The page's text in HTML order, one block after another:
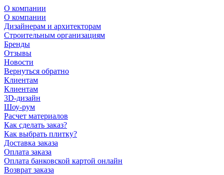
О компании
О компании
Дизайнерам и архитекторам
Строительным организациям
Бренды
Отзывы
Новости
Вернуться обратно
Клиентам
Клиентам
3D-дизайн
Шоу-рум
Расчет материалов
Как сделать заказ?
Как выбрать плитку?
Доставка заказа
Оплата заказа
Оплата банковской картой онлайн
Возврат заказа